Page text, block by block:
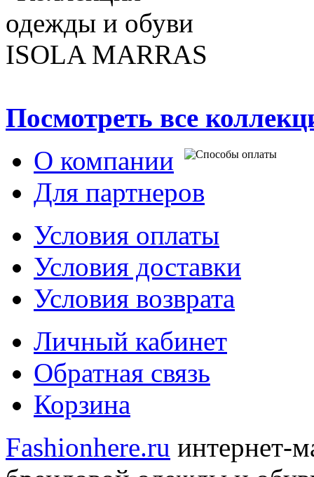
Посмотреть все
О компании
Для партнеров
Условия оплаты
Условия доставки
Условия возврата
Личный кабинет
Обратная связь
Корзина
Fashionhere.ru интернет-